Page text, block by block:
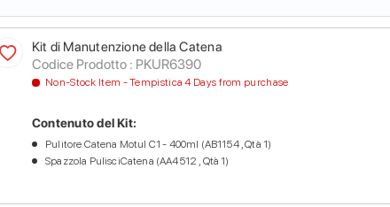
Kit di Manutenzione della Catena
Codice Prodotto : PKUR6390
Non-Stock Item - Tempistica 4 Days from purchase
Contenuto del Kit:
Pulitore Catena Motul C1 - 400ml (AB1154 , Qtà 1)
Spazzola PulisciCatena (AA4512 , Qtà 1)